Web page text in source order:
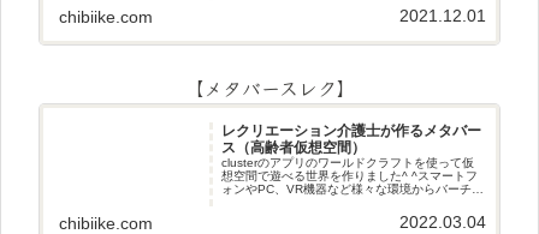
chibiike.com 2021.12.01
【メタバースレク】
レクリエーション介護士が作るメタバー
ス（高齢者仮想空間）
clusterのアプリのワールドクラフトを使って仮
想空間で遊べる世界を作りました^ ^スマートフ
ォンやPC、VR機器など様々な環境からバーチャ
chibiike.com 2022.03.04